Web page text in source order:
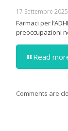
17 Settembre 2025
Farmaci per
preoccupazioni
Read
Comments are